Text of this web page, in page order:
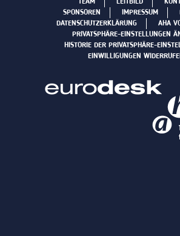
TEAM LEITBILD
SPONSOREN
IMPRESSUM
DATENSCHUTZERKLÄRUNG
AHA
PRIVATSPHÄRE-EINSTELLUNGEN
HISTORIE DER PRIVATSPHÄRE-
EINWILLIGUNGEN